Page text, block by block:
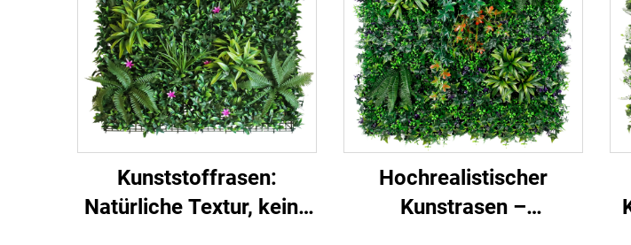
Kunststoffrasen:
Natürliche Textur, keine
Hochrealistischer
Kunstrasen –